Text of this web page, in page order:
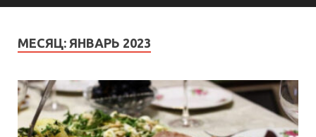
МЕСЯЦ: ЯНВАРЬ 2023